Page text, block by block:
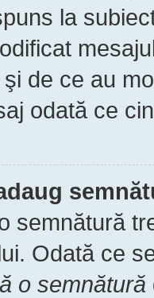
la
de ce au
odată ce
semnătură
Odată ce
o semnătură